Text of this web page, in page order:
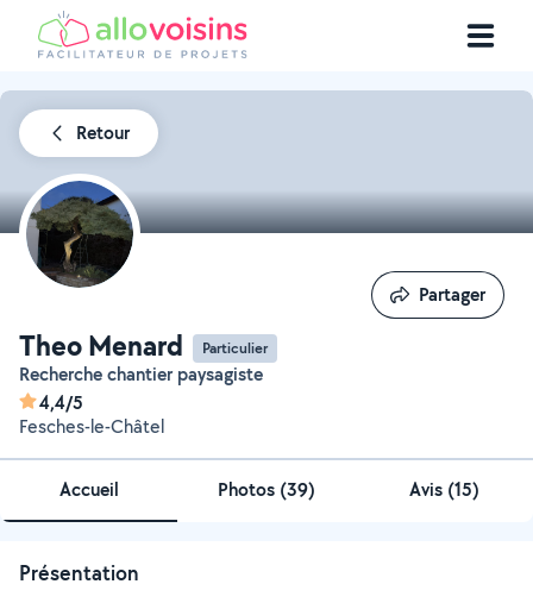
Retour
Theo Menard Particulier
Recherche chantier paysagiste
4,4/5
Fesches-le-Châtel
Partager
Partager
Accueil Photos (39) Avis (15)
Présentation